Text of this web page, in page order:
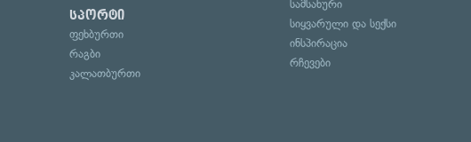
სპორტი
ფეხბურთი
რაგბი
კალათბურთი
სამსახური
სიყვარული და სექსი
ინსპირაცია
რჩევები